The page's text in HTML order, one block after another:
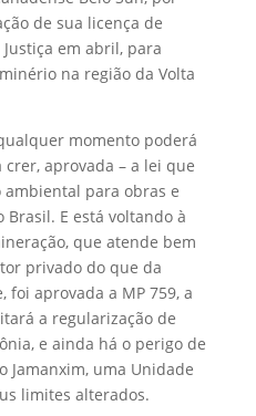
de sua licença de
em abril, para
na região da Volta
momento poderá
aprovada – a lei que
para obras e
E está voltando à
que atende bem
privado do que da
foi aprovada a MP 759, a
a regularização de
e ainda há o perigo de
Jamanxim, uma Unidade
limites alterados.